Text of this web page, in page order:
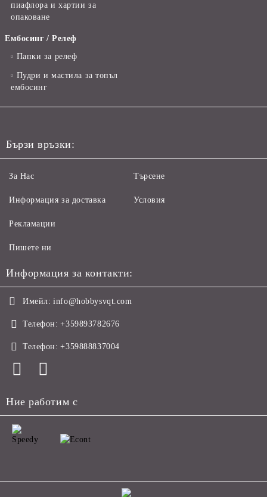
пиафлора и хартии за
опаковане
Ембосинг / Релеф
Папки за релеф
Пудри и мастила за топъл
ембосинг
Бързи връзки:
За Нас
Информация за доставка
Рекламации
Пишете ни
Търсене
Условия
Информация за контакти:
Имейл: info@hobbysvqt.com
Телефон: +359893782676
Телефон: +359888837004
Ние работим с